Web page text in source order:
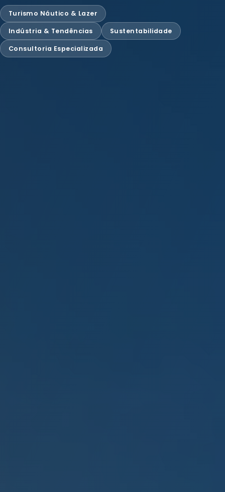
Turismo Náutico & Lazer
Indústria & Tendências Sustentabilidade
Consultoria Especializada